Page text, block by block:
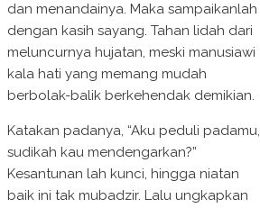
dan menandainya. Maka sampaikanlah
dengan kasih sayang. Tahan lidah dari
meluncurnya hujatan, meski manusiawi
kala hati yang memang mudah
berbolak-balik berkehendak demikian.
Katakan padanya, “Aku peduli padamu,
sudikah kau mendengarkan?”
Kesantunan lah kunci, hingga niatan
baik ini tak mubadzir. Lalu ungkapkan